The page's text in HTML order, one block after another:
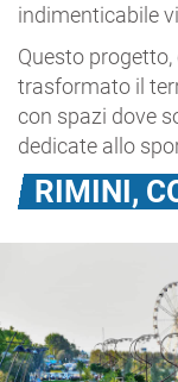
indimenticabile
Questo progetto,
trasformato il
con spazi dove
dedicate allo
RIMINI,